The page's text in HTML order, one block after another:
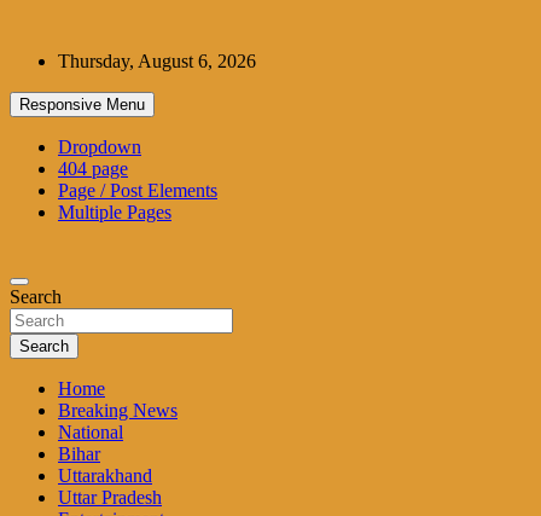
contentThursday, August 6, 2026
Responsive Menu
Dropdown
404 page
Page / Post Elements
Multiple Pages
Search
Search
Home
Breaking News
National
Bihar
Uttarakhand
Uttar Pradesh